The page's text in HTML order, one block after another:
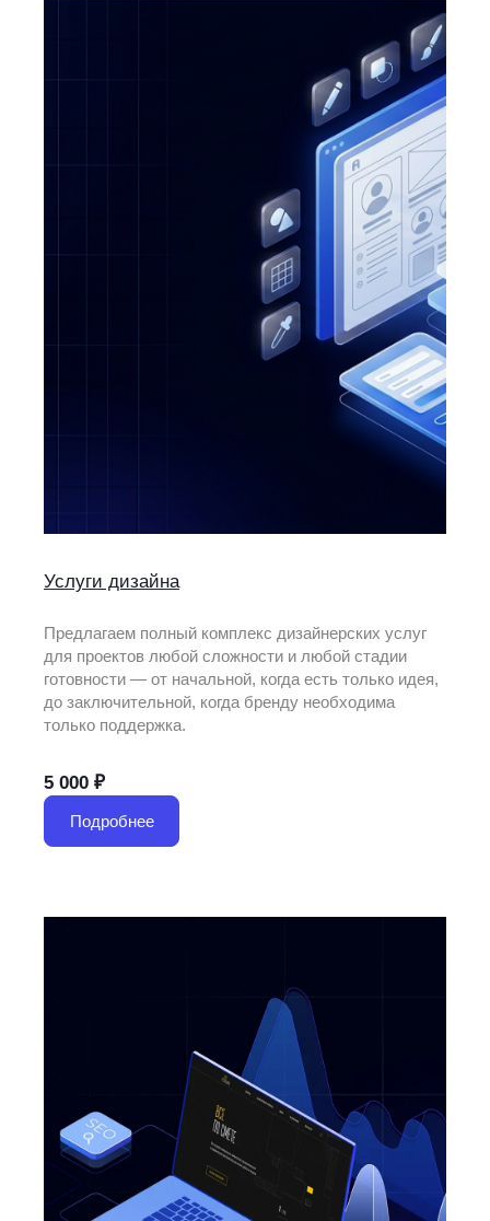
Услуги дизайна
Предлагаем полный комплекс дизайнерских услуг
для проектов любой сложности и любой стадии
готовности — от начальной, когда есть только идея,
до заключительной, когда бренду необходима
только поддержка.
Подробнее
5 000 ₽